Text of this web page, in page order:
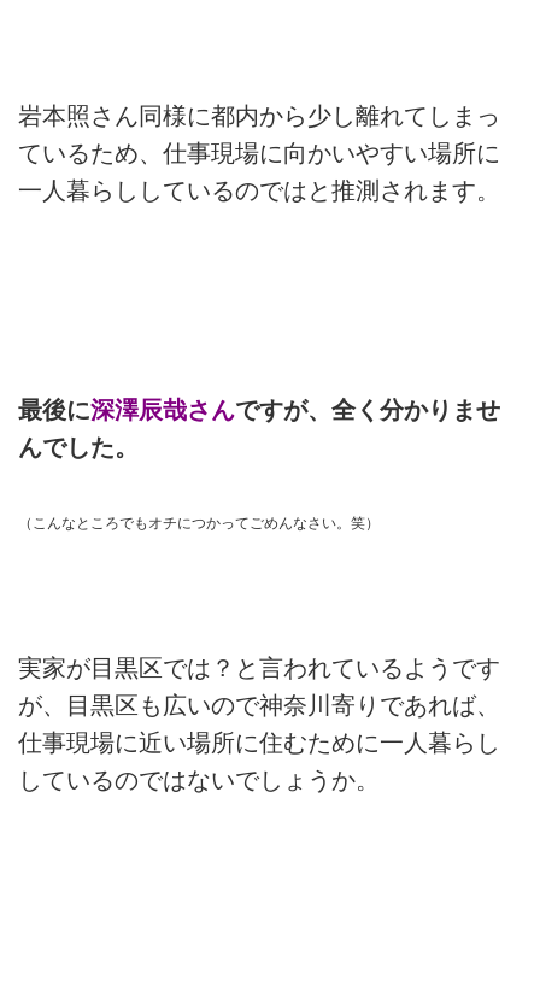
岩本照さん同様に都内から少し離れてしまっ
ているため、仕事現場に向かいやすい場所に
一人暮らししているのではと推測されます。
最後に深澤辰哉さんですが、全く分かりませ
んでした。
（こんなところでもオチにつかってごめんなさい。笑）
実家が目黒区では？と言われているようです
が、目黒区も広いので神奈川寄りであれば、
仕事現場に近い場所に住むために一人暮らし
しているのではないでしょうか。